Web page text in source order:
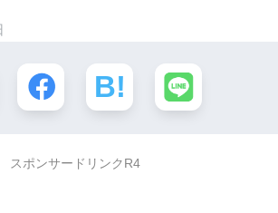
スポンサードリンクR4